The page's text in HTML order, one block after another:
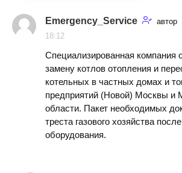
Emergency_Service автор
18:12
Специализированная компания
замену котлов отопления и
котельных в частных домах и
предприятий (Новой) Москвы и
области. Пакет необходимых
треста газового хозяйства
оборудования.